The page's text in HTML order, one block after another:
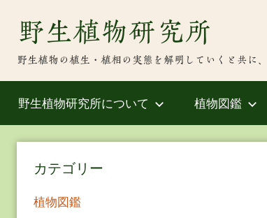
野生植物研究所
野生植物の植生・植相の実態を解明していくと共に
野生植物研究所について 植物図鑑
カテゴリー
植物図鑑